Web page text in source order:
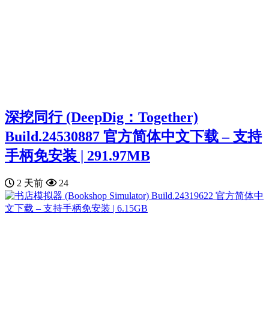
深挖同行 (DeepDig：Together)
Build.24530887 官方简体中文下载 – 支持
手柄免安装 | 291.97MB
2 天前 24